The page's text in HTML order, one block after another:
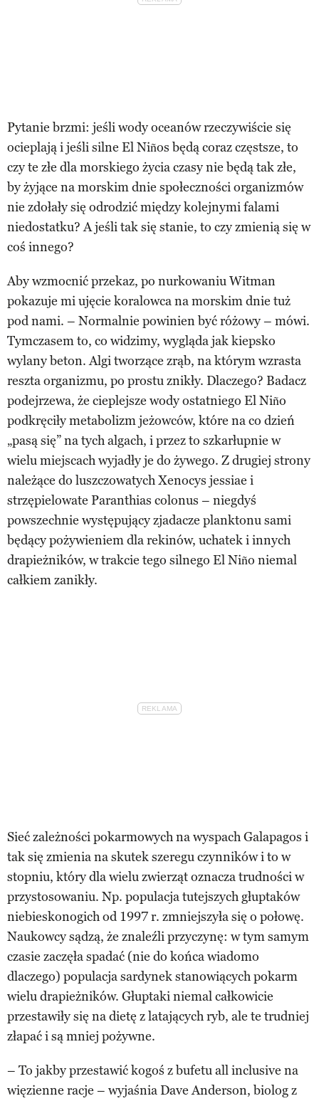
Pytanie brzmi: jeśli wody oceanów rzeczywiście się
ocieplają i jeśli silne El Niños będą coraz częstsze, to
czy te złe dla morskiego życia czasy nie będą tak złe,
by żyjące na morskim dnie społeczności organizmów
nie zdołały się odrodzić między kolejnymi falami
niedostatku? A jeśli tak się stanie, to czy zmienią się w
coś innego?
Aby wzmocnić przekaz, po nurkowaniu Witman
pokazuje mi ujęcie koralowca na morskim dnie tuż
pod nami. – Normalnie powinien być różowy – mówi.
Tymczasem to, co widzimy, wygląda jak kiepsko
wylany beton. Algi tworzące zrąb, na którym wzrasta
reszta organizmu, po prostu znikły. Dlaczego? Badacz
podejrzewa, że cieplejsze wody ostatniego El Niño
podkręciły metabolizm jeżowców, które na co dzień
„pasą się” na tych algach, i przez to szkarłupnie w
wielu miejscach wyjadły je do żywego. Z drugiej strony
należące do luszczowatych Xenocys jessiae i
strzępielowate Paranthias colonus – niegdyś
powszechnie występujący zjadacze planktonu sami
będący pożywieniem dla rekinów, uchatek i innych
drapieżników, w trakcie tego silnego El Niño niemal
całkiem zanikły.
Sieć zależności pokarmowych na wyspach Galapagos i
tak się zmienia na skutek szeregu czynników i to w
stopniu, który dla wielu zwierząt oznacza trudności w
przystosowaniu. Np. populacja tutejszych głuptaków
niebieskonogich od 1997 r. zmniejszyła się o połowę.
Naukowcy sądzą, że znaleźli przyczynę: w tym samym
czasie zaczęła spadać (nie do końca wiadomo
dlaczego) populacja sardynek stanowiących pokarm
wielu drapieżników. Głuptaki niemal całkowicie
przestawiły się na dietę z latających ryb, ale te trudniej
złapać i są mniej pożywne.
– To jakby przestawić kogoś z bufetu all inclusive na
więzienne racje – wyjaśnia Dave Anderson, biolog z